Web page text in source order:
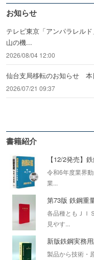
お知らせ
テレビ東京「アンパラレル
山の機...
2026/08/04 12:00
仙台支局移転のお知らせ 本
2026/07/21 09:37
書籍紹介
【12/2発売】
令和6年度業界
業...
第73版 鉄鋼重
各品種ともＪＩ
見やす...
新版鉄鋼実務
製品から技術・